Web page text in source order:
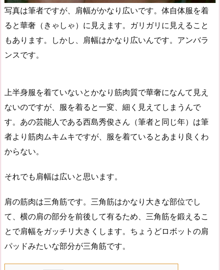
写真は筆者ですが、肩幅がかなり広いです。体自体服を着
ると華奢（きゃしゃ）に見えます。ガリガリに見えること
もあります。しかし、肩幅はかなり広いんです。アンバラ
ンスです。
上半身服を着ていないとかなり筋肉質で華奢になんて見え
ないのですが、服を着ると一変、細く見えてしまうんで
す。あの芸能人である西島秀俊さん（筆者と同じ年）は筆
者より筋肉ムキムキですが、服を着ているとあまり良くわ
からない。
それでも肩幅は広いと思います。
肩の筋肉は三角筋です。三角筋はかなり大きな部位でし
て、横の肩の部分を前後して有るため、三角筋を鍛えるこ
とで肩幅をガッチリ大きくします。ちょうどロボットの肩
パッドみたいな部分が三角筋です。